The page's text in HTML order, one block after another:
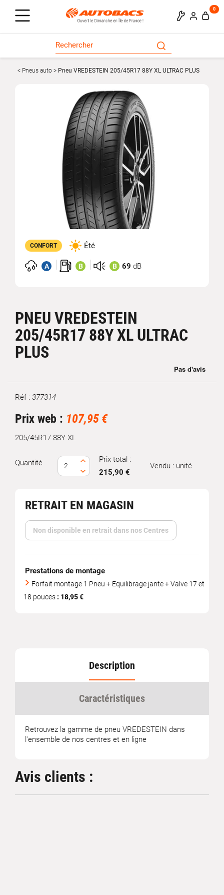
0
Pneus auto Pneu VREDESTEIN 205/45R17 88Y XL ULTRAC PLUS
PNEU VREDESTEIN
205/45R17 88Y XL ULTRAC
PLUS
CONFORT Été
A B B 69 dB
Marque
Réf : 377314
Prix web : 107,95 €
205/45R17 88Y XL
Quantité
Prix total :
215,90 €
Vendu : unité
RETRAIT EN MAGASIN
Non disponible en retrait dans nos Centres
Prestations de montage
Forfait montage 1 Pneu + Equilibrage jante + Valve 17 et
18 pouces : 18,95 €
Description
Caractéristiques
Retrouvez la gamme de pneu VREDESTEIN dans
l'ensemble de nos centres et en ligne
Avis clients :